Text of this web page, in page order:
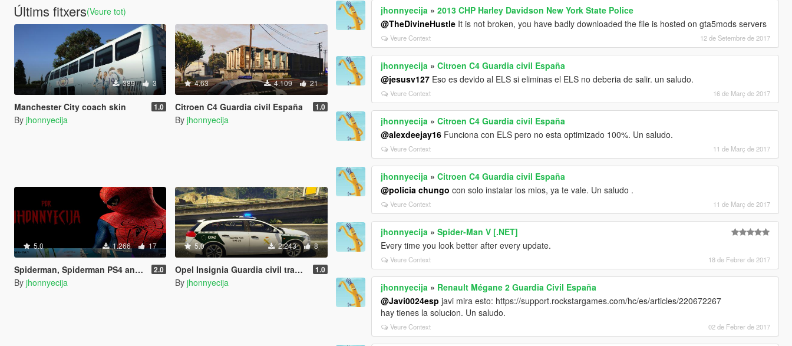
Últims fitxers(Veure tot)
389 3
Manchester City coach skin 1.0
By jhonnyecija
4.63 4.109 21
Citroen C4 Guardia civil España 1.0
By jhonnyecija
5.0 1.266 17
Spiderman, Spiderman PS4 and Spiderman Black 2.0
By jhonnyecija
5.0 2.243 8
Opel Insignia Guardia civil trafico España 1.0
By jhonnyecija
jhonnyecija »2013 CHP Harley Davidson New York State Police
@TheDivineHustle It is not broken, you have badly downloaded the file is hosted on gta5mods servers
Veure Context 12 de Setembre de 2017
jhonnyecija »Citroen C4 Guardia civil España
@jesusv127 Eso es devido al ELS si eliminas el ELS no deberia de salir. un saludo.
Veure Context 16 de Març de 2017
jhonnyecija »Citroen C4 Guardia civil España
@alexdeejay16 Funciona con ELS pero no esta optimizado 100%. Un saludo.
Veure Context 11 de Març de 2017
jhonnyecija »Citroen C4 Guardia civil España
@policia chungo con solo instalar los mios, ya te vale. Un saludo .
Veure Context 11 de Març de 2017
jhonnyecija »Spider-Man V [.NET]
Every time you look better after every update.
Veure Context 18 de Febrer de 2017
jhonnyecija » Renault Mégane 2 Guardia Civil España
@Javi0024esp javi mira esto: https://support.rockstargames.com/hc/es/articles/220672267
hay tienes la solucion. Un saludo.
Veure Context 02 de Febrer de 2017